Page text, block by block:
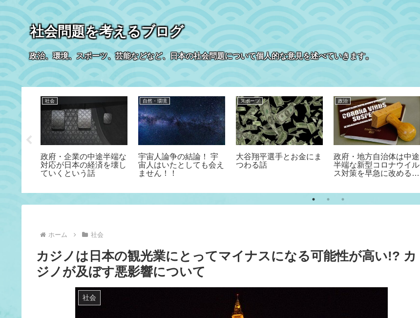
社会問題を考えるブログ
政治、環境、スポーツ、芸能などなど、日本の社会問題について個人的な意見を述べていきます。
社会
政府・企業の中途半端な
対応が日本の経済を壊し
ていくという話
自然・環境
宇宙人論争の結論！ 宇
宙人はいたとしても会え
ません！！
スポーツ
大谷翔平選手とお金にま
つわる話
政治
政府・地方自治体は中途
半端な新型コロナウイル
ス対策を早急に改めるべ
ホーム 社会
カジノは日本の観光業にとってマイナスになる可能性が高い!? カ
ジノが及ぼす悪影響について
社会